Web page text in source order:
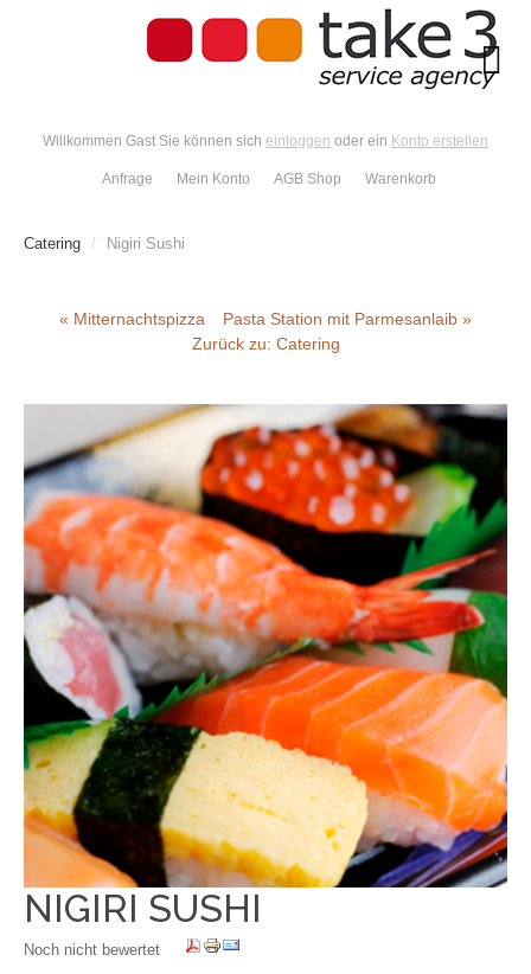
Willkommen Gast Sie können sich einloggen oder ein Konto erstellen
Anfrage Mein Konto AGB Shop Warenkorb
Catering / Nigiri Sushi
« Mitternachtspizza
Pasta Station mit Parmesanlaib »
Zurück zu: Catering
NIGIRI SUSHI
Noch nicht bewertet